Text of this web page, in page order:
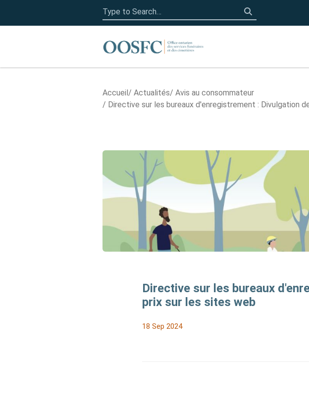
Accueil
Search
for:
Click to search
Accueil Actualités
Avis au consommateur
Directive sur les bureaux d'enregistrement : Divulgation
Directive sur les bureaux
prix sur les sites web
18 Sep 2024